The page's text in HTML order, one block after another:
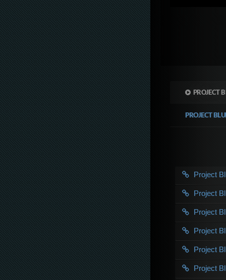
PROJECT
PROJECT
Project
Project
Project
Project
Project
Project